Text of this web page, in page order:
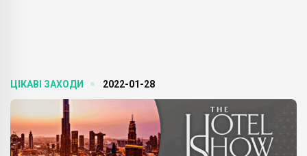
ЦІКАВІ ЗАХОДИ 2022-01-28